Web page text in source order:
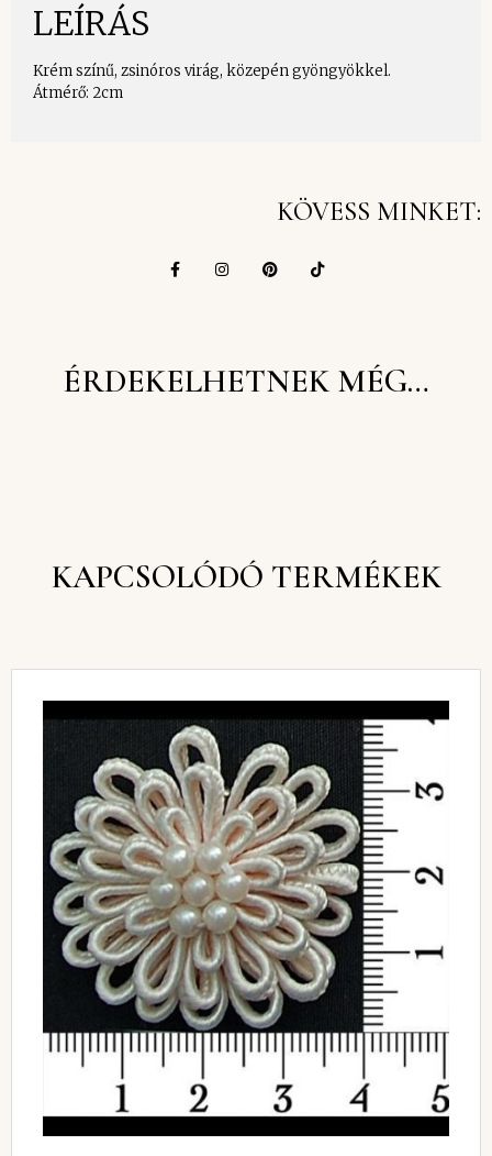
LEÍRÁS
Krém színű, zsinóros virág, közepén gyöngyökkel.
Átmérő: 2cm
KÖVESS MINKET:
ÉRDEKELHETNEK MÉG…
KAPCSOLÓDÓ TERMÉKEK